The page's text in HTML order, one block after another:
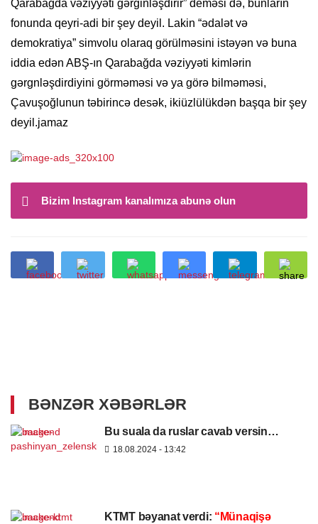
Qarabağda vəziyyəti gərginləşdirir” deməsi də, bunların
fonunda qeyri-adi bir şey deyil. Lakin “ədalət və
demokratiya” simvolu olaraq görülməsini istəyən və buna
iddia edən ABŞ-ın Qarabağda vəziyyəti kimlərin
gərgnləşdirdiyini görməməsi və ya görə bilməməsi,
Çavuşoğlunun təbirincə desək, ikiüzlülükdən başqa bir şey
deyil.jamaz
Bizim Instagram kanalımıza abunə olun
BƏNZƏR XƏBƏRLƏR
Bu suala da ruslar cavab versin…
18.08.2024 - 13:42
KTMT bəyanat verdi: “Münaqişə